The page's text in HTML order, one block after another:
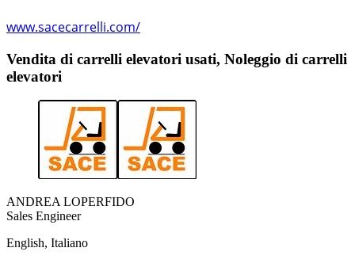
www.sacecarrelli.com/
Vendita di carrelli elevatori usati, Noleggio di carrelli
elevatori
ANDREA LOPERFIDO
Sales Engineer
English, Italiano